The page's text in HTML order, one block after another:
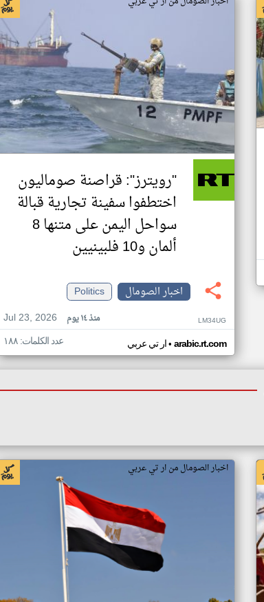
"رويترز": قراصنة صوماليون
اختطفوا سفينة تجارية قبالة
سواحل اليمن على متنها 8
ألمان و10 فلبينيين
اخبار الصومال
Politics
Jul 23, 2026
منذ ١٤ يوم LM34UG
ار تي عربي• arabic.rt.com عدد الكلمات: ١٨٨
اخبار الصومال من ار تي عربي